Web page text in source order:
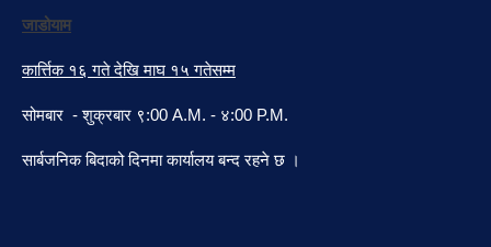
जाडोयाम
कार्त्तिक १६ गते देखि माघ १५ गतेसम्म
सोमबार - शुक्रबार ९:00 A.M. - ४:00 P.M.
सार्बजनिक बिदाको दिनमा कार्यालय बन्द रहने छ ।